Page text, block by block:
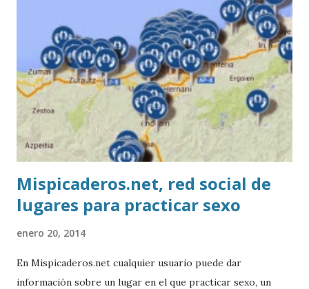
Mispicaderos.net, red social de
lugares para practicar sexo
enero 20, 2014
En Mispicaderos.net cualquier usuario puede dar
información sobre un lugar en el que practicar sexo, un